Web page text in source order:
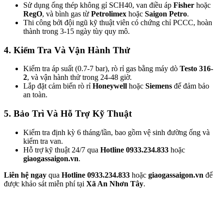
Sử dụng ống thép không gỉ SCH40, van điều áp Fisher hoặc
RegO, và bình gas từ Petrolimex hoặc Saigon Petro.
Thi công bởi đội ngũ kỹ thuật viên có chứng chỉ PCCC, hoàn
thành trong 3-15 ngày tùy quy mô.
4. Kiểm Tra Và Vận Hành Thử
Kiểm tra áp suất (0.7-7 bar), rò rỉ gas bằng máy dò Testo 316-
2, và vận hành thử trong 24-48 giờ.
Lắp đặt cảm biến rò rỉ Honeywell hoặc Siemens để đảm bảo
an toàn.
5. Bảo Trì Và Hỗ Trợ Kỹ Thuật
Kiểm tra định kỳ 6 tháng/lần, bao gồm vệ sinh đường ống và
kiểm tra van.
Hỗ trợ kỹ thuật 24/7 qua Hotline 0933.234.833 hoặc
giaogassaigon.vn.
Liên hệ ngay qua Hotline 0933.234.833 hoặc giaogassaigon.vn để
được khảo sát miễn phí tại Xã An Nhơn Tây.